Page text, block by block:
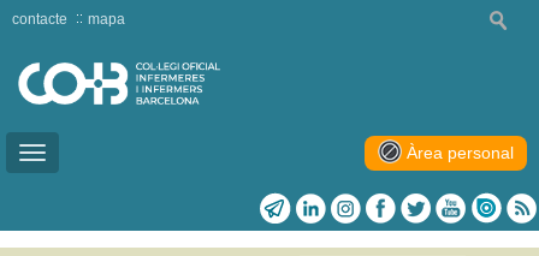
Toggle
contacte mapa
Àrea personal